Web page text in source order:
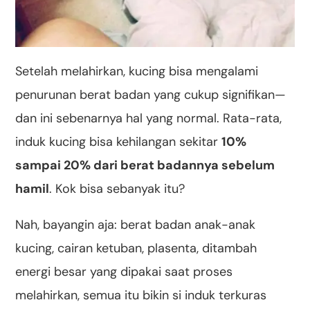
Setelah melahirkan, kucing bisa mengalami
penurunan berat badan yang cukup signifikan—
dan ini sebenarnya hal yang normal. Rata-rata,
induk kucing bisa kehilangan sekitar10%
sampai 20% dari berat badannya sebelum
hamil. Kok bisa sebanyak itu?
Nah, bayangin aja: berat badan anak-anak
kucing, cairan ketuban, plasenta, ditambah
energi besar yang dipakai saat proses
melahirkan, semua itu bikin si induk terkuras